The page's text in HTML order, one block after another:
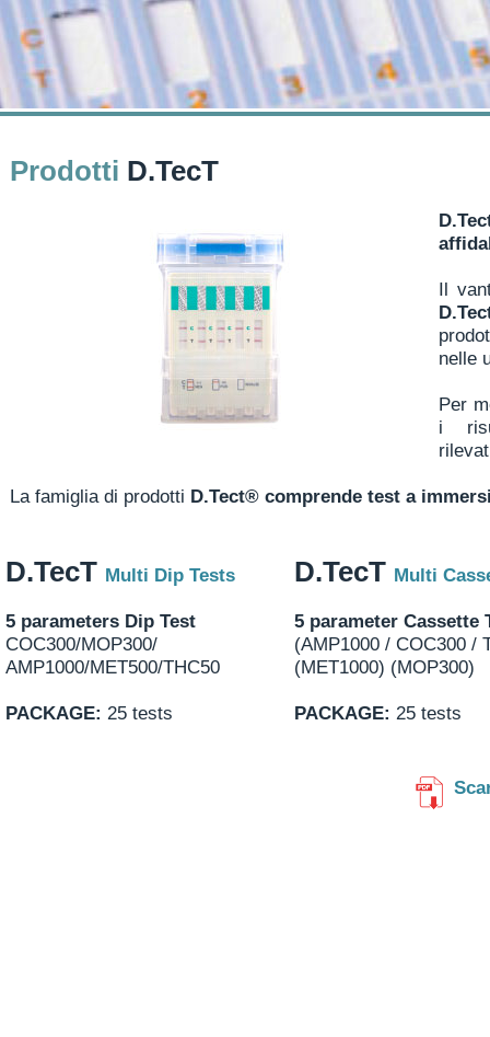
Prodotti D.TecT
Il
nelle
Per
i
La famiglia di prodotti D.Tect® comprende test a
D.TecT Multi Dip Tests
5 parameters Dip Test
COC300/MOP300/
AMP1000/MET500/THC50
PACKAGE: 25 tests
D.TecT Multi
5 parameter Cassette
(AMP1000 / COC300 /
(MET1000) (MOP300)
PACKAGE: 25 tests